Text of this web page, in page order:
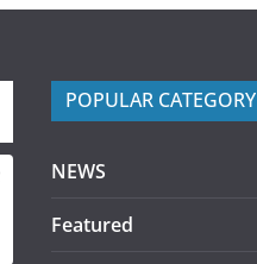
POPULAR CATEGORY
NEWS
Featured